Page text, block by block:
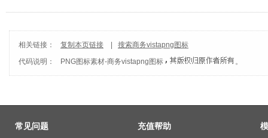
相关链接： 复制本页链接
搜索商务vistapng图标
代码说明：
PNG图标素材-商务vistapng图标 。
常见问题 充值帮助